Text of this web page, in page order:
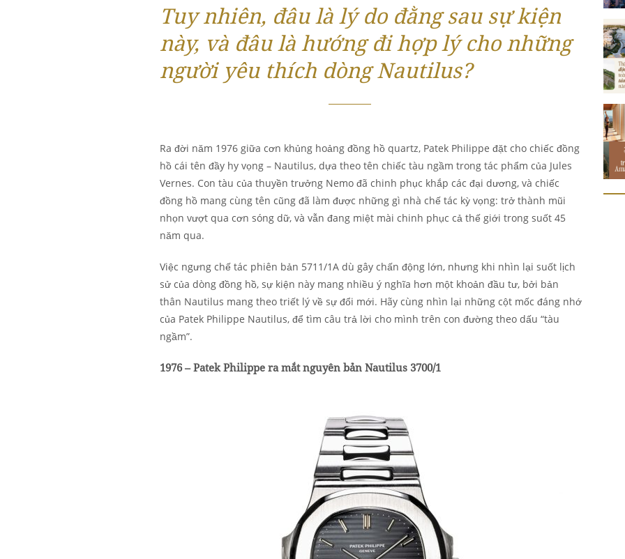
Tuy nhiên, đâu là lý do đằng sau sự kiện
này, và đâu là hướng đi hợp lý cho những
người yêu thích dòng Nautilus?
Ra đời năm 1976 giữa cơn khủng hoảng đồng hồ quartz, Patek Philippe đặt cho chiếc đồng
hồ cái tên đầy hy vọng – Nautilus, dựa theo tên chiếc tàu ngầm trong tác phẩm của Jules
Vernes. Con tàu của thuyền trưởng Nemo đã chinh phục khắp các đại dương, và chiếc
đồng hồ mang cùng tên cũng đã làm được những gì nhà chế tác kỳ vọng: trở thành mũi
nhọn vượt qua cơn sóng dữ, và vẫn đang miệt mài chinh phục cả thế giới trong suốt 45
năm qua.
Việc ngưng chế tác phiên bản 5711/1A dù gây chấn động lớn, nhưng khi nhìn lại suốt lịch
sử của dòng đồng hồ, sự kiện này mang nhiều ý nghĩa hơn một khoản đầu tư, bởi bản
thân Nautilus mang theo triết lý về sự đổi mới. Hãy cùng nhìn lại những cột mốc đáng nhớ
của Patek Philippe Nautilus, để tìm câu trả lời cho mình trên con đường theo dấu “tàu
ngầm”.
1976 – Patek Philippe ra mắt nguyên bản Nautilus 3700/1